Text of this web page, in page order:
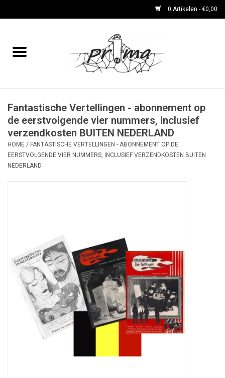
0 Artikelen - €0,00
Home
DVD's en CD's
periodieken
Rare Dingetjes-reeks
Fantastische Vertellingen - abonnement op
de eerstvolgende vier nummers, inclusief
verzendkosten BUITEN NEDERLAND
HOME / FANTASTISCHE VERTELLINGEN - ABONNEMENT OP DE
EERSTVOLGENDE VIER NUMMERS, INCLUSIEF VERZENDKOSTEN BUITEN
NEDERLAND